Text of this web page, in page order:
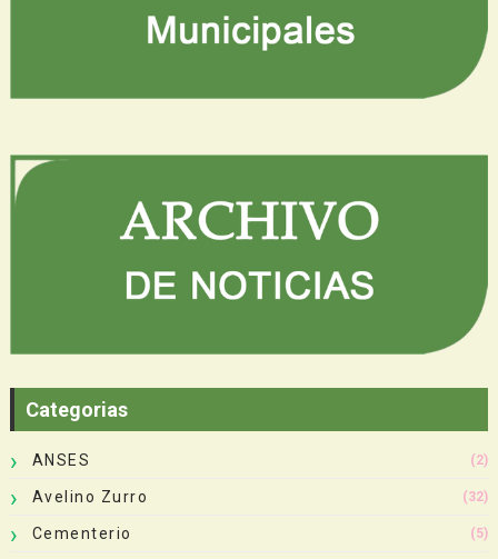
Categorias
ANSES (2)
Avelino Zurro (32)
Cementerio (5)